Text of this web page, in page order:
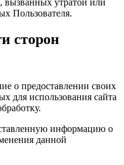
Пользователя.
сторон
о предоставлении своих
для использования сайта
информацию о
данной